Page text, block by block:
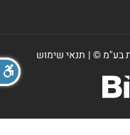
בע"מ ©| תנאי שימוש